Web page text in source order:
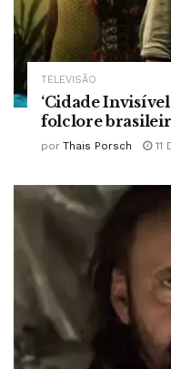
TELEVISÃO
‘Cidade
folclore
por Thais Porsch 11